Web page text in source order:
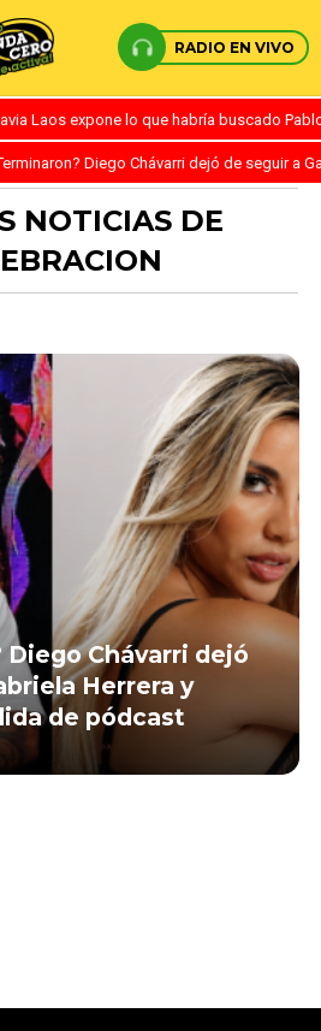
RADIO EN VIVO
Laos expone lo que habría buscado
Diego Chávarri dejó de seguir a
NOTICIAS DE
Diego Chávarri dejó
Herrera y
de pódcast